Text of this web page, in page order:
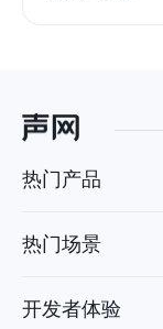
热门产品
热门场景
开发者体验